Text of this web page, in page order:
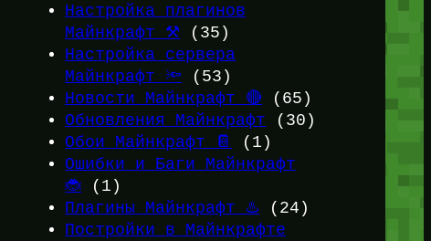
Настройка плагинов
Майнкрафт ⚒️ (35)
Настройка сервера
Майнкрафт 🔦 (53)
Новости Майнкрафт 🔴 (65)
Обновления Майнкрафт (30)
Обои Майнкрафт 📔
(1)
Ошибки и Баги Майнкрафт
🐞 (1)
Плагины Майнкрафт ♨️ (24)
Постройки в Майнкрафте